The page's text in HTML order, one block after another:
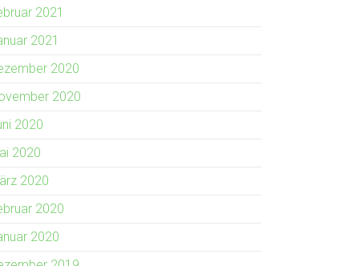
2021
2021
2020
2020
2020
2020
2020
2020
2020